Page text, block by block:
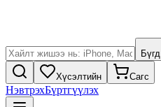
Бүгд
Хүсэлтийн Сагс
НэвтрэхБүртгүүлэх